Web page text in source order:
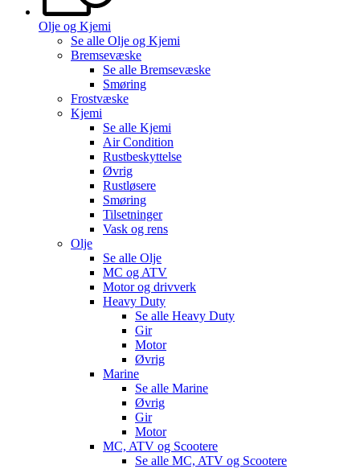
Olje og Kjemi
Se alle Olje og Kjemi
Bremsevæske
Se alle Bremsevæske
Smøring
Frostvæske
Kjemi
Se alle Kjemi
Air Condition
Rustbeskyttelse
Øvrig
Rustløsere
Smøring
Tilsetninger
Vask og rens
Olje
Se alle Olje
MC og ATV
Motor og drivverk
Heavy Duty
Se alle Heavy Duty
Gir
Motor
Øvrig
Marine
Se alle Marine
Øvrig
Gir
Motor
MC, ATV og Scootere
Se alle MC, ATV og Scootere